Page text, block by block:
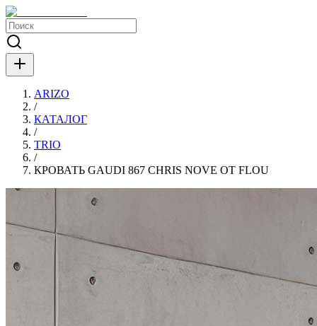
ARIZO
/
КАТАЛОГ
/
TRIO
/
КРОВАТЬ GAUDI 867 CHRIS NOVE ОТ FLOU